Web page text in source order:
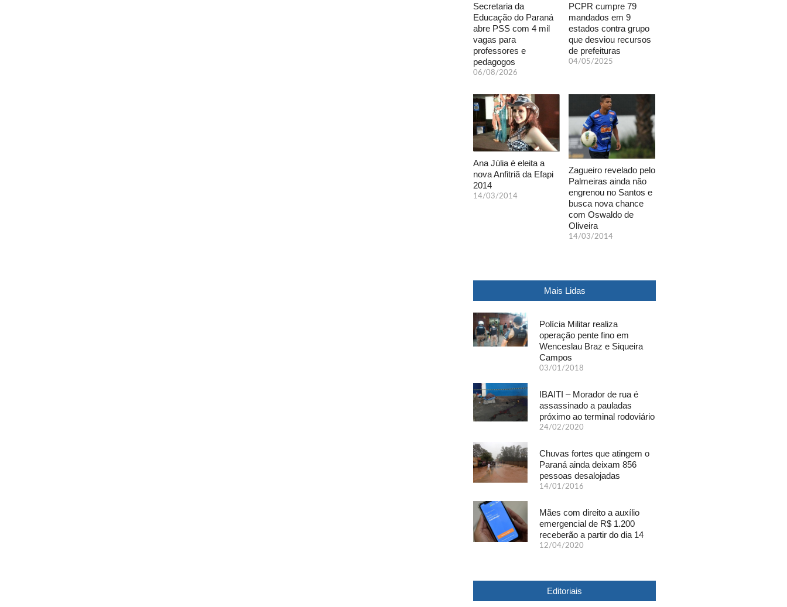
Secretaria da
Educação do Paraná
abre PSS com 4 mil
vagas para
professores e
pedagogos
06/08/2026
PCPR cumpre 79
mandados em 9
estados contra grupo
que desviou recursos
de prefeituras
04/05/2025
Ana Júlia é eleita a
nova Anfitriã da Efapi
2014
14/03/2014
Zagueiro revelado pelo
Palmeiras ainda não
engrenou no Santos e
busca nova chance
com Oswaldo de
Oliveira
14/03/2014
Mais Lidas
Polícia Militar realiza
operação pente fino em
Wenceslau Braz e Siqueira
Campos
03/01/2018
IBAITI – Morador de rua é
assassinado a pauladas
próximo ao terminal rodoviário
24/02/2020
Chuvas fortes que atingem o
Paraná ainda deixam 856
pessoas desalojadas
14/01/2016
Mães com direito a auxílio
emergencial de R$ 1.200
receberão a partir do dia 14
12/04/2020
Editoriais